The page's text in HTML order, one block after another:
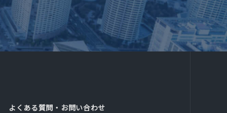
よくある質問・お問い合わせ